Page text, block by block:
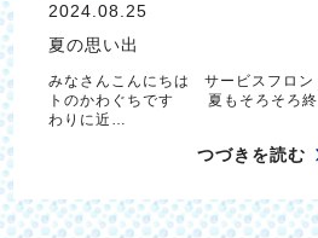
2024.08.25
夏の思い出
みなさんこんにちは サービスフロン
トのかわぐちです 夏もそろそろ終
わりに近…
つづきを読む